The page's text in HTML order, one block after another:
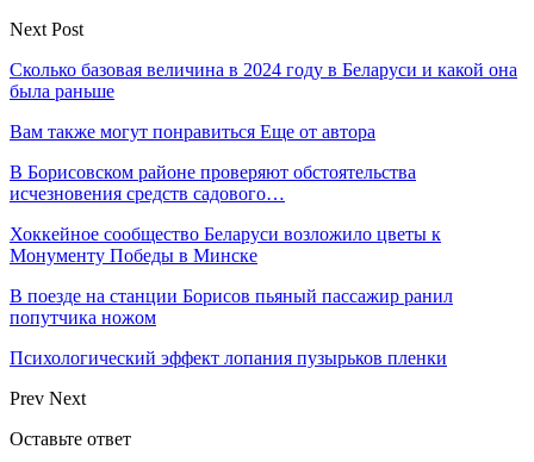
Next Post
Сколько базовая величина в 2024 году в Беларуси и какой она
была раньше
Вам также могут понравиться Еще от автора
В Борисовском районе проверяют обстоятельства
исчезновения средств садового…
Хоккейное сообщество Беларуси возложило цветы к
Монументу Победы в Минске
В поезде на станции Борисов пьяный пассажир ранил
попутчика ножом
Психологический эффект лопания пузырьков пленки
Prev Next
Оставьте ответ